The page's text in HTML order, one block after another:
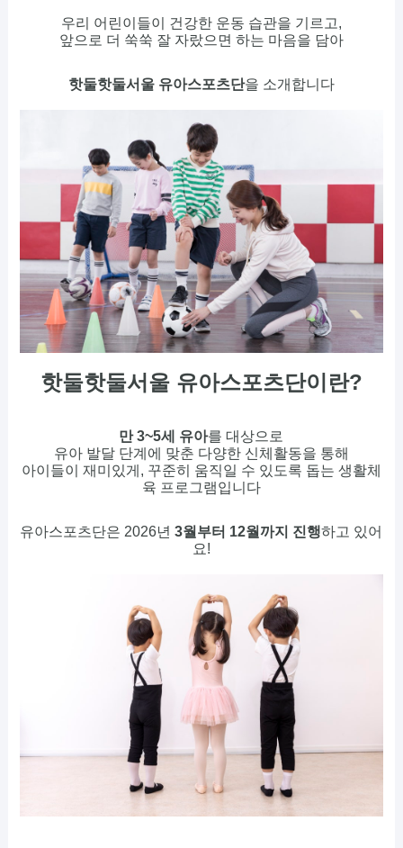
우리 어린이들이 건강한 운동 습관을 기르고,
앞으로 더 쑥쑥 잘 자랐으면 하는 마음을 담아
핫둘핫둘서울 유아스포츠단을 소개합니다
핫둘핫둘서울 유아스포츠단이란?
만 3~5세 유아를 대상으로
유아 발달 단계에 맞춘 다양한 신체활동을 통해
아이들이 재미있게, 꾸준히 움직일 수 있도록 돕는 생활체
육 프로그램입니다
유아스포츠단은 2026년3월부터 12월까지 진행하고 있어
요!